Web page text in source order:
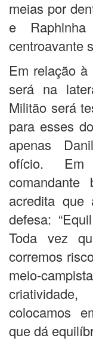
meias por
e
centroavante
Em relação
será na
Militão será
para esses
apenas
ofício.
acredita que
defesa:
Toda vez
corremos
meio-
colocamos
que dá